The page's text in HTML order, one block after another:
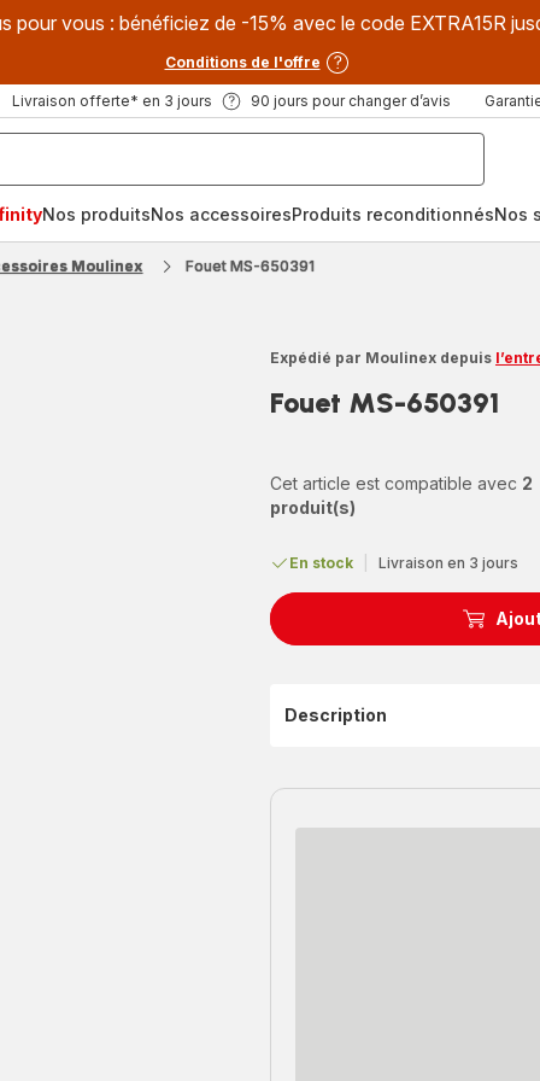
pour vous : bénéficiez de -15% avec le code EXTRA15R
Conditions de l'offre
Livraison offerte* en 3 jours 90 jours pour changer d’avis
Nos produitsNos accessoiresProduits reconditionnésNos
Moulinex Fouet MS-650391
Expédié par Moulinex depuis
Fouet MS-650391
Cet article est compatible avec 2
produit(s)
En stock Livraison en 3 jours
Description